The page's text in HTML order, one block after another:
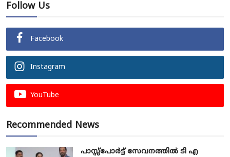
Follow Us
Facebook
Instagram
YouTube
Recommended News
പാസ്സ്‌പോർട്ട് സേവനത്തിൽ ടി എ